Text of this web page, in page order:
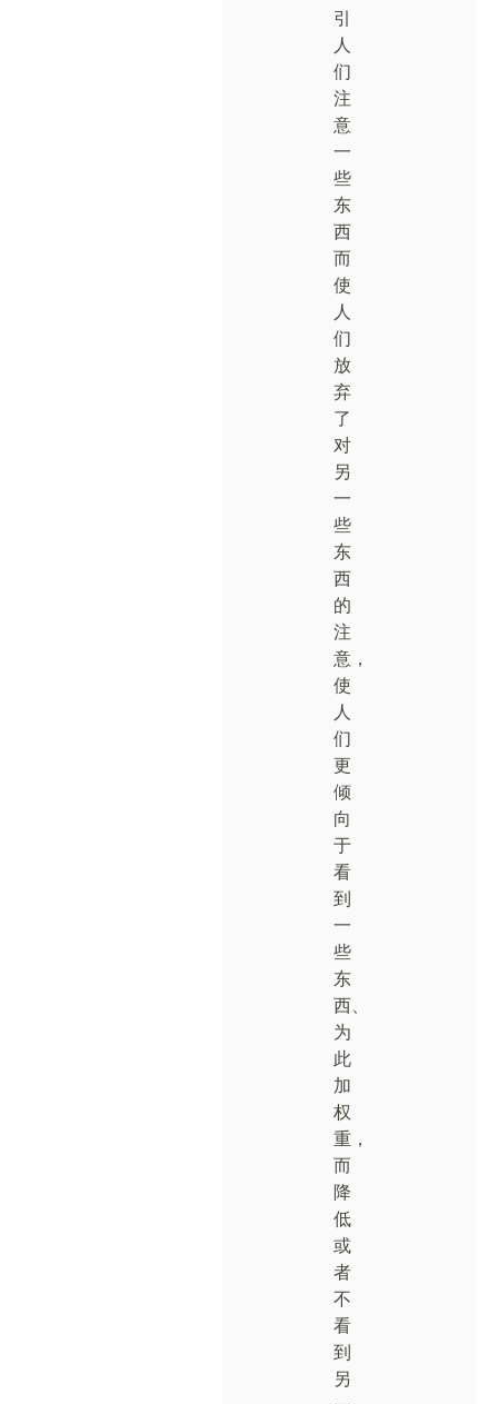
引
人
们
注
意
一
些
东
西
而
使
人
们
放
弃
了
对
另
一
些
东
西
的
注
意，
使
人
们
更
倾
向
于
看
到
一
些
东
西、
为
此
加
权
重，
而
降
低
或
者
不
看
到
另